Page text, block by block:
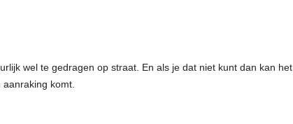
wel te gedragen op straat. En als je dat niet kunt dan kan het
komt.